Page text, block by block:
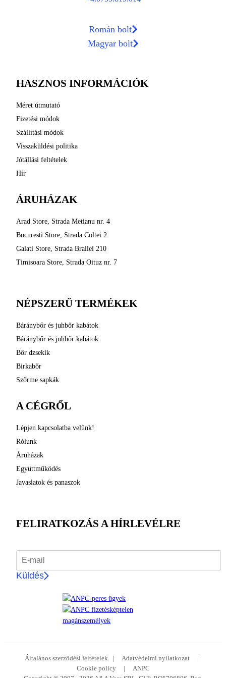
Román bolt
Magyar bolt
HASZNOS INFORMÁCIÓK
Méret útmutató
Fizetési módok
Szállítási módok
Visszaküldési politika
Jótállási feltételek
Hír
ÁRUHÁZAK
Arad Store, Strada Metianu nr. 4
Bucuresti Store, Strada Coltei 2
Galati Store, Strada Brailei 210
Timisoara Store, Strada Oituz nr. 7
NÉPSZERŰ TERMÉKEK
Báránybőr és juhbőr kabátok
Báránybőr és juhbőr kabátok
Bőr dzsekik
Birkabőr
Szőrme sapkák
A CÉGRŐL
Lépjen kapcsolatba velünk!
Rólunk
Áruházak
Együttműködés
Javaslatok és panaszok
FELIRATKOZÁS A HÍRLEVÉLRE
Küldés
Általános szerződési feltételek | Adatvédelmi nyilatkozat
|
Cookie policy
|
ANPC